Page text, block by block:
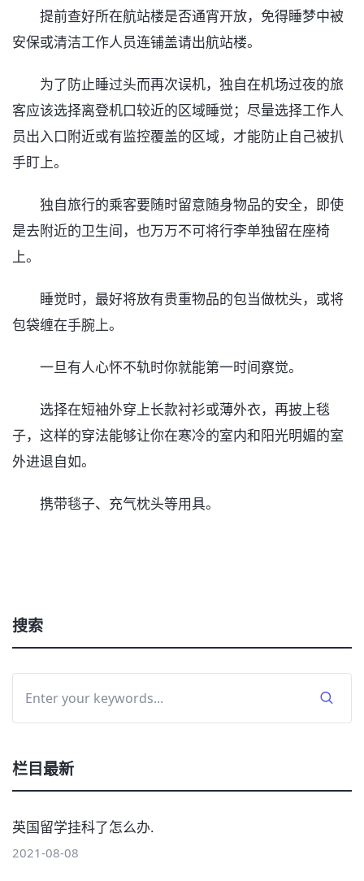
提前查好所在航站楼是否通宵开放，免得睡梦中被
安保或清洁工作人员连铺盖请出航站楼。
为了防止睡过头而再次误机，独自在机场过夜的旅
客应该选择离登机口较近的区域睡觉；尽量选择工作人
员出入口附近或有监控覆盖的区域，才能防止自己被扒
手盯上。
独自旅行的乘客要随时留意随身物品的安全，即使
是去附近的卫生间，也万万不可将行李单独留在座椅
上。
睡觉时，最好将放有贵重物品的包当做枕头，或将
包袋缠在手腕上。
一旦有人心怀不轨时你就能第一时间察觉。
选择在短袖外穿上长款衬衫或薄外衣，再披上毯
子，这样的穿法能够让你在寒冷的室内和阳光明媚的室
外进退自如。
携带毯子、充气枕头等用具。
搜索
栏目最新
英国留学挂科了怎么办.
2021-08-08